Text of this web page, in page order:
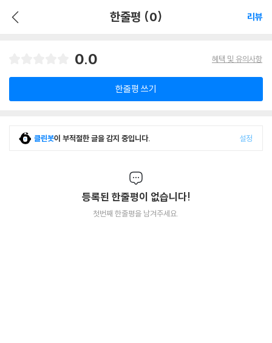
한줄평 (0) 리뷰
0.0 혜택 및 유의사항
한줄평 쓰기
클린봇이 부적절한 글을 감지 중입니다. 설정
등록된 한줄평이 없습니다!
첫번째 한줄평을 남겨주세요.